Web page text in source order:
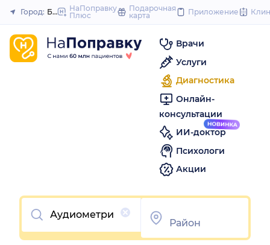
to
Закрыть
Город: БердскНаПоправку
Плюс
Подарочная
карта
Приложение
Врачи
Услуги
Диагностика
Онлайн-
консультации
ИИ-доктор
Психологи
Акции
Очистить